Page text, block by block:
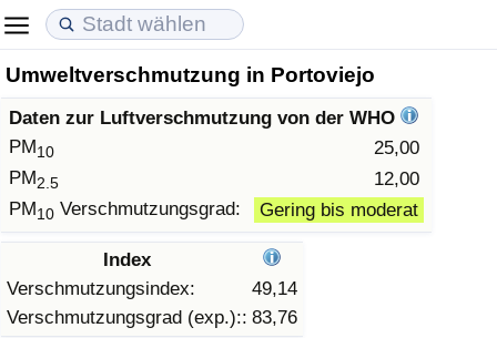
Umweltverschmutzung in Portoviejo
Daten zur Luftverschmutzung von der WHO
PM10
25,00
PM2.5
12,00
PM10 Verschmutzungsgrad: Gering bis moderat
Index
Verschmutzungsindex:
49,14
Verschmutzungsgrad (exp.):: 83,76
Lebenshaltungskosten
Lebenshaltungskosten-Index (aktuell)
Lebenshaltungskosten-Index
Lebenshaltungskosten-Index nach Land
in Akaba
Immobilienpreise
Immobilienpreis-Index (aktuell)
Immobilienpreis-Index
Immobilienpreis-Index nach Land
Lebensqualität
Lebensqualität-Index
Lebensqualität-Index (aktuell)
Lebensqualitätsindex nach Land
Kriminalität